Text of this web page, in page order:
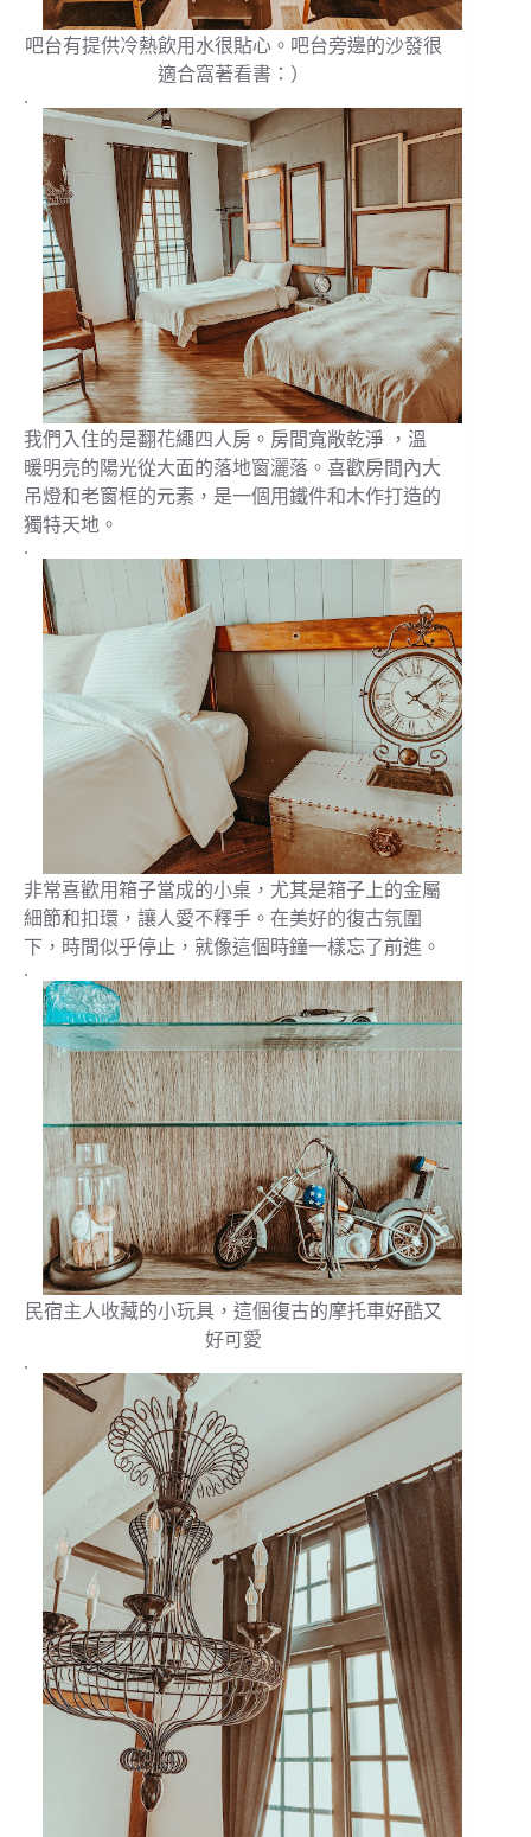
吧台有提供冷熱飲用水很貼心。吧台旁邊的沙發很
適合窩著看書：）
.
我們入住的是翻花繩四人房。房間寬敞乾淨 ，溫
暖明亮的陽光從大面的落地窗灑落。喜歡房間內大
吊燈和老窗框的元素，是一個用鐵件和木作打造的
獨特天地。
.
非常喜歡用箱子當成的小桌，尤其是箱子上的金屬
細節和扣環，讓人愛不釋手。在美好的復古氛圍
下，時間似乎停止，就像這個時鐘一樣忘了前進。
.
民宿主人收藏的小玩具，這個復古的摩托車好酷又
好可愛
.